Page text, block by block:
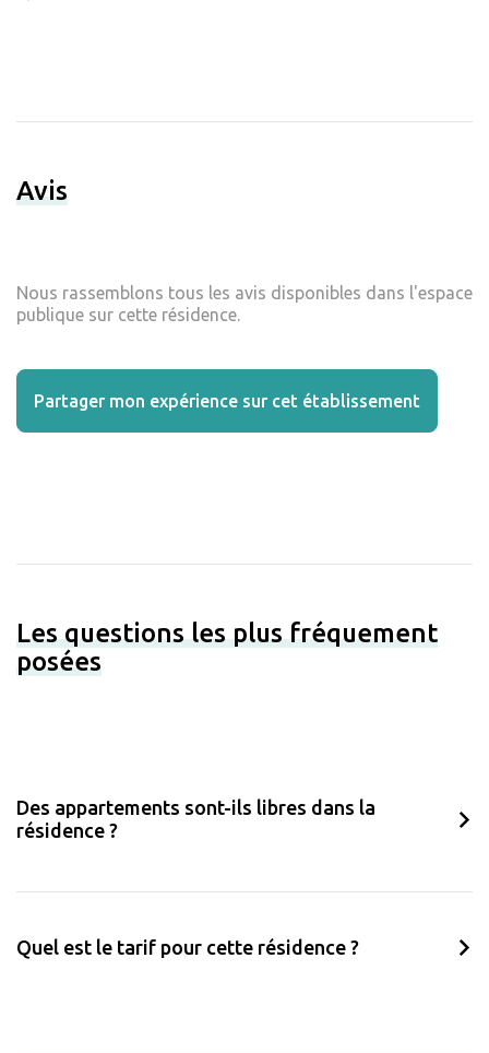
Avis
Nous rassemblons tous les avis disponibles dans l'espace
publique sur cette résidence.
Partager mon expérience sur cet établissement
Les questions les plus fréquement
posées
Des appartements sont-ils libres dans la
résidence ?
Quel est le tarif pour cette résidence ?